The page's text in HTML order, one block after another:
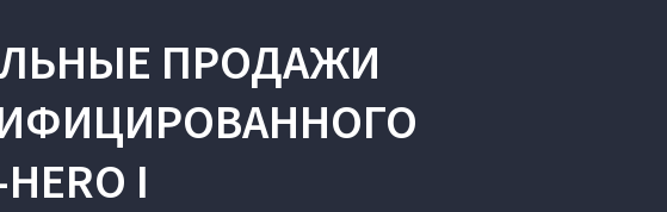
ПРОДАЖИ
I